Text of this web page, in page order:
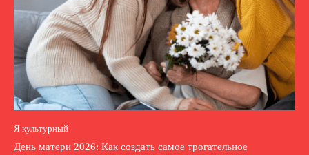
Я культурный
День матери 2026: Как создать самое трогательное